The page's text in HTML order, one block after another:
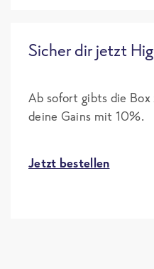
Sicher dir jetzt
Ab sofort gibts die
deine Gains mit 10%.
Jetzt bestellen